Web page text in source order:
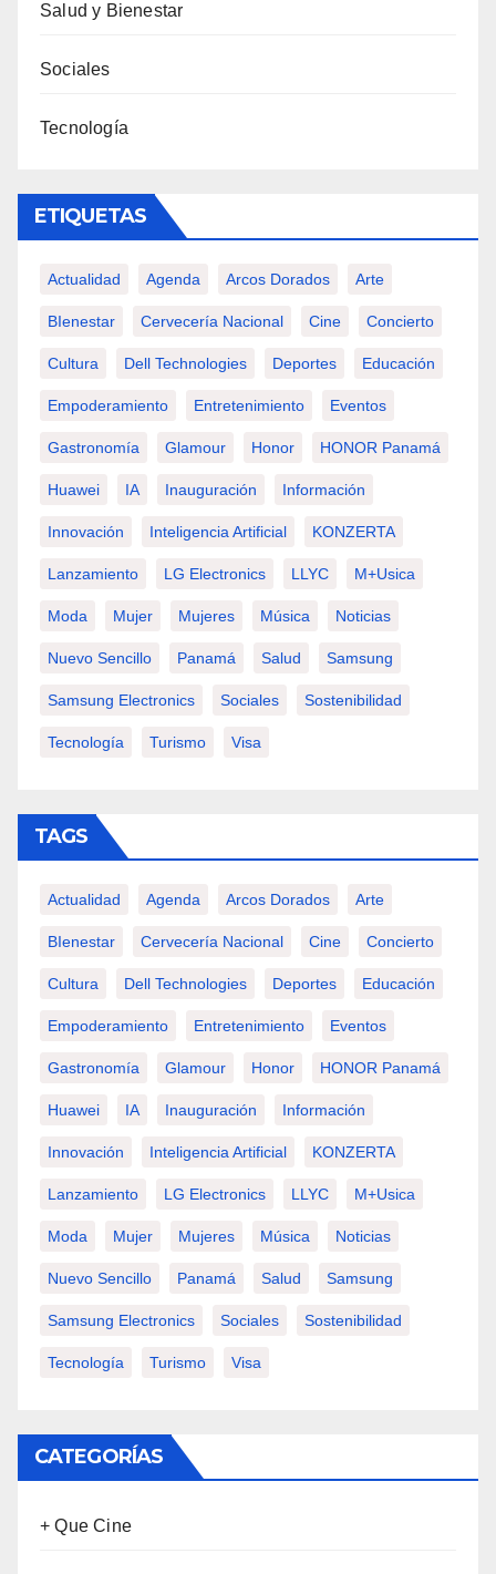
Salud y Bienestar
Sociales
Tecnología
ETIQUETAS
Actualidad Agenda Arcos Dorados Arte
BIenestar Cervecería Nacional Cine Concierto
Cultura Dell Technologies Deportes Educación
Empoderamiento Entretenimiento Eventos
Gastronomía Glamour Honor HONOR Panamá
Huawei IA Inauguración Información
Innovación Inteligencia Artificial KONZERTA
Lanzamiento LG Electronics LLYC M+usica
Moda Mujer Mujeres Música Noticias
Nuevo Sencillo Panamá Salud Samsung
Samsung Electronics Sociales Sostenibilidad
Tecnología Turismo Visa
TAGS
Actualidad Agenda Arcos Dorados Arte
BIenestar Cervecería Nacional Cine Concierto
Cultura Dell Technologies Deportes Educación
Empoderamiento Entretenimiento Eventos
Gastronomía Glamour Honor HONOR Panamá
Huawei IA Inauguración Información
Innovación Inteligencia Artificial KONZERTA
Lanzamiento LG Electronics LLYC M+usica
Moda Mujer Mujeres Música Noticias
Nuevo Sencillo Panamá Salud Samsung
Samsung Electronics Sociales Sostenibilidad
Tecnología Turismo Visa
CATEGORÍAS
+ Que Cine